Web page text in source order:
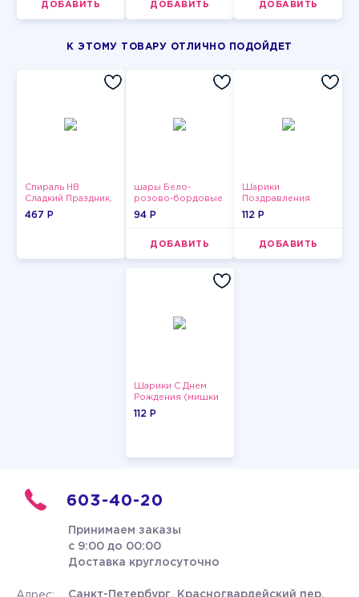
ДОБАВИТЬ ДОБАВИТЬ ДОБАВИТЬ
К ЭТОМУ ТОВАРУ ОТЛИЧНО ПОДОЙДЕТ
Спираль HB
Сладкий Праздник,
12 шт.
467 P
шары Бело-
розово-бордовые
металлик
94 P
ДОБАВИТЬ
Шарики
Поздравления
112 P
ДОБАВИТЬ
Шарики С Днем
Рождения (мишки
и тортики)
112 P
603-40-20
Принимаем заказы
с 9:00 до 00:00
Доставка круглосуточно
Санкт-Петербург, Красногвардейский пер.